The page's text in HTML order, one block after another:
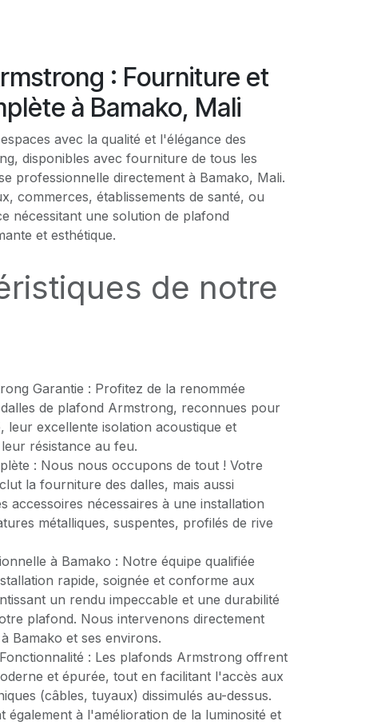
: Fourniture et
à Bamako, Mali
avec la qualité et l'élégance des
disponibles avec fourniture de tous les
professionnelle directement à Bamako, Mali.
commerces, établissements de santé, ou
nécessitant une solution de plafond
et esthétique.
de notre
Garantie : Profitez de la renommée
dalles de plafond Armstrong, reconnues pour
leur excellente isolation acoustique et
résistance au feu.
: Nous nous occupons de tout ! Votre
la fourniture des dalles, mais aussi
accessoires nécessaires à une installation
métalliques, suspentes, profilés de rive
à Bamako : Notre équipe qualifiée
rapide, soignée et conforme aux
un rendu impeccable et une durabilité
plafond. Nous intervenons directement
Bamako et ses environs.
: Les plafonds Armstrong offrent
et épurée, tout en facilitant l'accès aux
(câbles, tuyaux) dissimulés au-dessus.
également à l'amélioration de la luminosité et